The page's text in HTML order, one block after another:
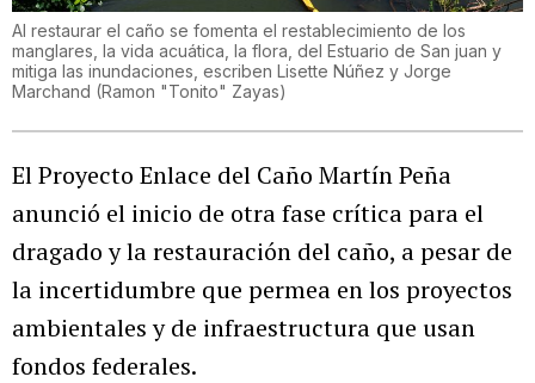
Al restaurar el caño se fomenta el restablecimiento de los
manglares, la vida acuática, la flora, del Estuario de San juan y
mitiga las inundaciones, escriben Lisette Núñez y Jorge
Marchand (Ramon "Tonito" Zayas)
El Proyecto Enlace del Caño Martín Peña
anunció el inicio de otra fase crítica para el
dragado y la restauración del caño, a pesar de
la incertidumbre que permea en los proyectos
ambientales y de infraestructura que usan
fondos federales.